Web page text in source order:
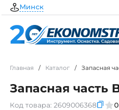
Минск
Главная / Каталог / Запасная
Запасная часть
Код товара: 2609006368 0